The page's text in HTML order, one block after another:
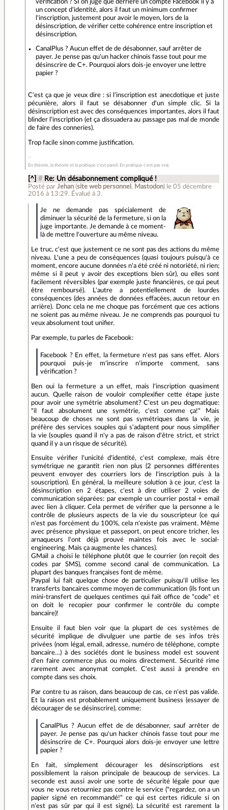
vérification ? SI on juge que derrière un compte Facebook il y a
un concept d'identité, alors il faut un minimum confirmer
l'inscription, justement pour avoir le moyen, lors de la
désinscription, de vérifier cette cohérence entre inscription et
désinscription.
CanalPlus ? Aucun effet de de désabonner, sauf arrêter de
payer. Je pense pas qu'un hacker chinois fasse tout pour me
désinscrire de C+. Pourquoi alors dois-je envoyer une lettre
papier ?
C'est ça que je veux dire : si l'inscription est anecdotique et juste
pécunière, alors il faut se désabonner d'un simple clic. Si la
désinscription est avec des conséquences importantes, alors il faut
blinder l'inscription (et ça dissuadera au passage pas mal de monde
de faire des conneries).
Trop facile sinon comme justification.
En théorie, la théorie et la pratique c'est pareil. En pratique c'est pas vrai.
[^] # Re: Un désabonnement compliqué !
Posté parJehan (site web personnel , Mastodon) le 05 décembre
2016 à 13:29. Évalué à 3.
Je ne demande pas spécialement de
diminuer la sécurité de la fermeture, si on la
juge importante. Je demande à ce moment-
là de mettre l'ouverture au même niveau.
Le truc, c'est que justement ce ne sont pas des actions du même
niveau. L'une a peu de conséquences (quasi toujours puisqu'à ce
moment, encore aucune données n'a été créé ni notoriété, ni rien;
même si il peut y avoir des exceptions bien sûr), ou elles sont
facilement réversibles (par exemple juste financières, ce qui peut
être remboursé). L'autre a potentiellement de lourdes
conséquences (des années de données effacées, aucun retour en
arrière). Donc cela ne me choque pas forcément que ces actions
ne soient pas au même niveau. Je ne comprends pas pourquoi tu
veux absolument tout unifier.
Par exemple, tu parles de Facebook:
Facebook ? En effet, la fermeture n'est pas sans effet. Alors
pourquoi puis-je m'inscrire n'importe comment, sans
vérification ?
Ben oui la fermeture a un effet, mais l'inscription quasiment
aucun. Quelle raison de vouloir complexifier cette étape juste
pour avoir une symétrie absolument? C'est un peu dogmatique:
"il faut absolument une symétrie, c'est comme ça!" Mais
beaucoup de choses ne sont pas symétriques dans la vie, je
préfère des services souples qui s'adaptent pour nous simplifier
la vie (souples quand il n'y a pas de raison d'être strict, et strict
quand il y a un risque de sécurité).
Ensuite vérifier l'unicité d'identité, c'est complexe, mais être
symétrique ne garantit rien non plus (2 personnes différentes
peuvent envoyer des courriers lors de l'inscription puis à la
souscription). En général, la meilleure solution à ce jour, c'est la
désinscription en 2 étapes, c'est à dire utiliser 2 voies de
communication séparées: par exemple un courrier postal + email
avec lien à cliquer. Cela permet de vérifier que la personne a le
contrôle de plusieurs aspects de la vie du souscripteur (ce qui
n'est pas forcément du 100%, cela n'existe pas vraiment. Même
avec présence physique et passeport, on peut encore tricher, les
arnaqueurs l'ont déjà prouvé maintes fois avec le social-
engineering. Mais ça augmente les chances).
GMail a choisi le téléphone plutôt que le courrier (on reçoit des
codes par SMS), comme second canal de communication. La
plupart des banques françaises font de même.
Paypal lui fait quelque chose de particulier puisqu'il utilise les
transferts bancaires comme moyen de communication (ils font un
mini-transfert de quelques centimes qui fait office de "code" et
on doit le recopier pour confirmer le contrôle du compte
bancaire)!
Ensuite il faut bien voir que la plupart de ces systèmes de
sécurité implique de divulguer une partie de ses infos très
privées (nom légal, email, adresse, numéro de téléphone, compte
bancaire…) à des sociétés dont le business model est souvent
d'en faire commerce plus ou moins directement. Sécurité rime
rarement avec anonymat complet. C'est aussi à prendre en
compte dans ses choix.
Par contre tu as raison, dans beaucoup de cas, ce n'est pas valide.
Et la raison est probablement uniquement business (essayer de
décourager de se désinscrire), comme:
CanalPlus ? Aucun effet de de désabonner, sauf arrêter de
payer. Je pense pas qu'un hacker chinois fasse tout pour me
désinscrire de C+. Pourquoi alors dois-je envoyer une lettre
papier ?
En fait, simplement décourager les désinscriptions est
possiblement la raison principale de beaucoup de services. La
seconde est aussi avoir une sorte de sécurité légale pour que
vous ne vous retourniez pas contre le service ("regardez, on a un
papier signé en recommandé!" ce qui est certes ridicule si on
n'est pas sûr par qui il est signé). La sécurité est rarement la